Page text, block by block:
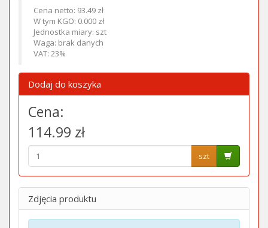
Cena netto: 93.49 zł
W tym KGO: 0.000 zł
Jednostka miary: szt
Waga: brak danych
VAT: 23%
Dodaj do koszyka
Cena:
114.99 zł
szt
Zdjęcia produktu